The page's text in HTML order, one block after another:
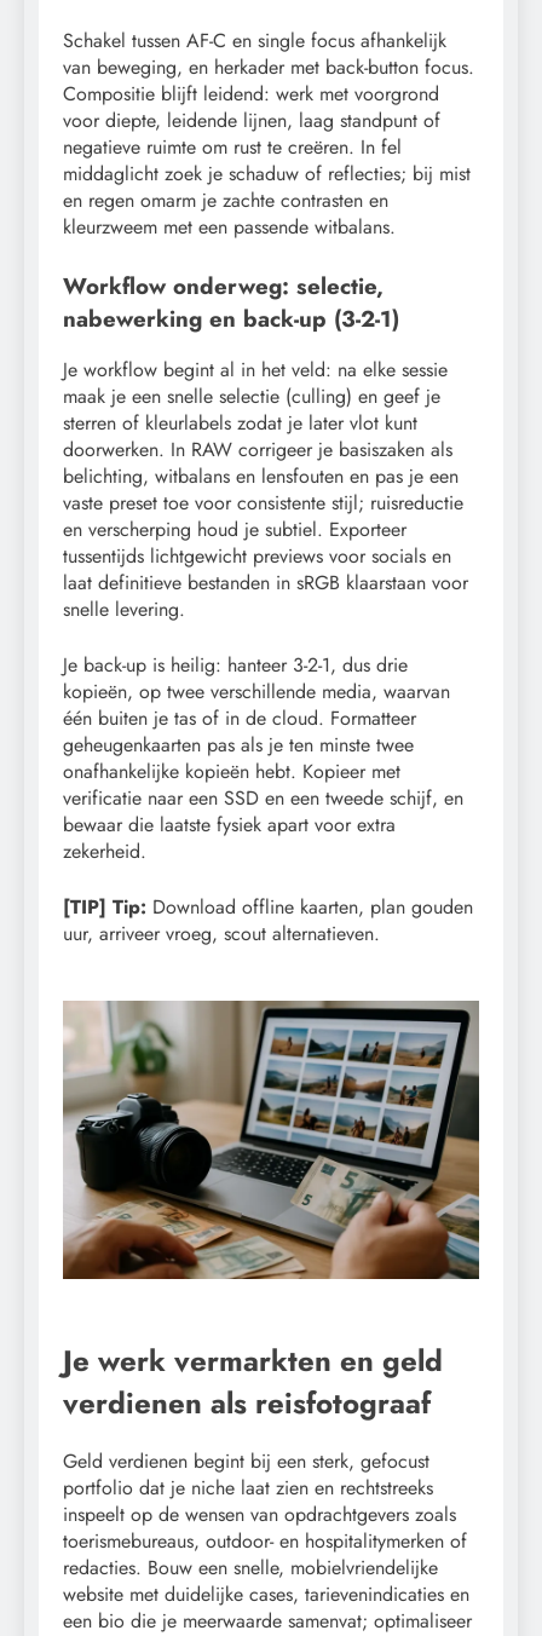
Schakel tussen AF-C en single focus afhankelijk
van beweging, en herkader met back-button focus.
Compositie blijft leidend: werk met voorgrond
voor diepte, leidende lijnen, laag standpunt of
negatieve ruimte om rust te creëren. In fel
middaglicht zoek je schaduw of reflecties; bij mist
en regen omarm je zachte contrasten en
kleurzweem met een passende witbalans.
Workflow onderweg: selectie,
nabewerking en back-up (3-2-1)
Je workflow begint al in het veld: na elke sessie
maak je een snelle selectie (culling) en geef je
sterren of kleurlabels zodat je later vlot kunt
doorwerken. In RAW corrigeer je basiszaken als
belichting, witbalans en lensfouten en pas je een
vaste preset toe voor consistente stijl; ruisreductie
en verscherping houd je subtiel. Exporteer
tussentijds lichtgewicht previews voor socials en
laat definitieve bestanden in sRGB klaarstaan voor
snelle levering.
Je back-up is heilig: hanteer 3-2-1, dus drie
kopieën, op twee verschillende media, waarvan
één buiten je tas of in de cloud. Formatteer
geheugenkaarten pas als je ten minste twee
onafhankelijke kopieën hebt. Kopieer met
verificatie naar een SSD en een tweede schijf, en
bewaar die laatste fysiek apart voor extra
zekerheid.
[TIP] Tip: Download offline kaarten, plan gouden
uur, arriveer vroeg, scout alternatieven.
Je werk vermarkten en geld
verdienen als reisfotograaf
Geld verdienen begint bij een sterk, gefocust
portfolio dat je niche laat zien en rechtstreeks
inspeelt op de wensen van opdrachtgevers zoals
toerismebureaus, outdoor- en hospitalitymerken of
redacties. Bouw een snelle, mobielvriendelijke
website met duidelijke cases, tarievenindicaties en
een bio die je meerwaarde samenvat; optimaliseer